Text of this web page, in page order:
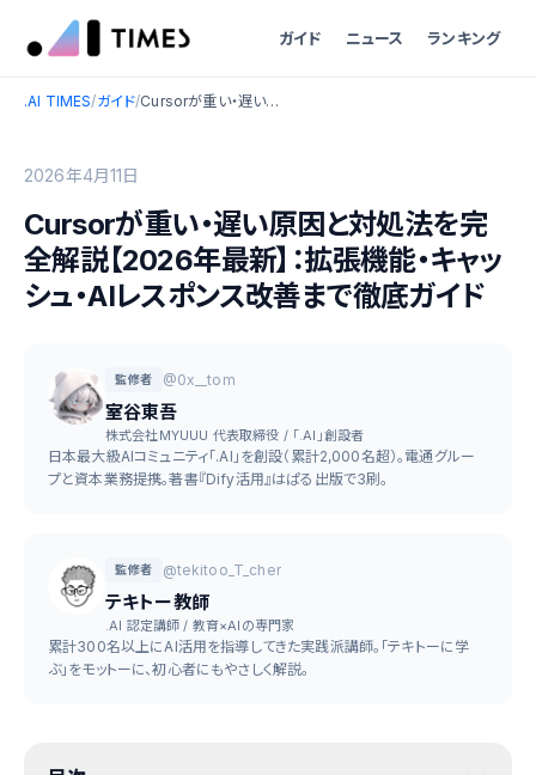
ガイド ニュース ランキング
.AI TIMES/ガイド/ Cursorが重い・遅い原因と対処法を完全解説【2026年最新】：拡張機能・キャッシュ・AIレスポンス改善まで徹底ガイド
2026年4月11日
Cursorが重い・遅い原因と対処法を完
全解説【2026年最新】：拡張機能・キャッ
シュ・AIレスポンス改善まで徹底ガイド
監修者 @0x__tom
室谷東吾
株式会社MYUUU 代表取締役 / 「.AI」創設者
日本最大級AIコミュニティ「.AI」を創設（累計2,000名超）。電通グルー
プと資本業務提携。著書『Dify活用』はぱる出版で3刷。
監修者 @tekitoo_T_cher
テキトー教師
.AI 認定講師 / 教育×AIの専門家
累計300名以上にAI活用を指導してきた実践派講師。「テキトーに学
ぶ」をモットーに、初心者にもやさしく解説。